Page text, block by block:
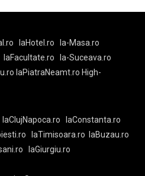
laHotel.ro
la-Masa.ro
laFacultate.ro
la-Suceava.ro
laPiatraNeamt.ro High-
laClujNapoca.ro
laConstanta.ro
laTimisoara.ro
laBuzau.ro
laGiurgiu.ro